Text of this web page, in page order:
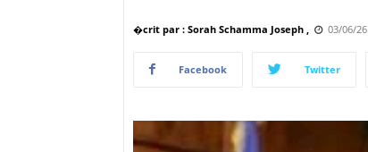
�crit par : Sorah Schamma Joseph , 03/06/26
Facebook Twitter